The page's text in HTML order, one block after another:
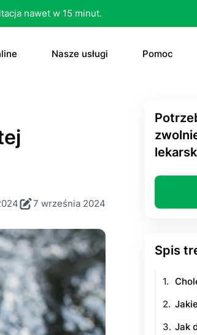
nawet w 15 minut.
Nasze usługi
Konsultacja lekarska
RTG
MRI
CT
Konsultacja psychiatryczna
Antykoncepcja hormonalna
Tabletka „dzień po”
Leczenie otyłości
Ubezpieczenie na życie
Pomoc
7 września 2024
Spis
Jak